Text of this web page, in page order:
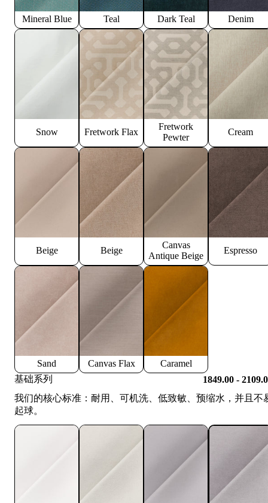
Mineral Blue Teal Dark Teal Denim
Snow Fretwork Flax
Fretwork
Pewter
Cream
Beige Beige
Canvas
Antique Beige
Espresso
Sand Canvas Flax
Caramel
基础系列
1849.00 -
我们的核心标准：耐用、可机洗、低致敏、预缩水，并且不
起球。